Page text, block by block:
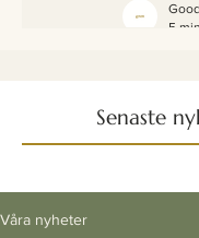
igen
5
Senaste
Våra nyheter